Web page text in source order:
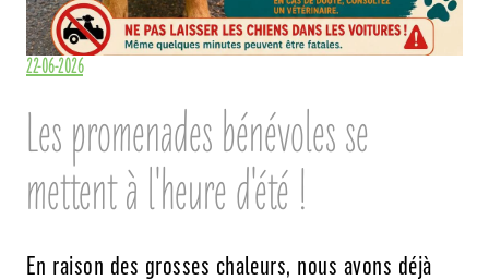
22-06-2026
Les promenades bénévoles se
mettent à l'heure d'été !
En raison des grosses chaleurs, nous avons déjà